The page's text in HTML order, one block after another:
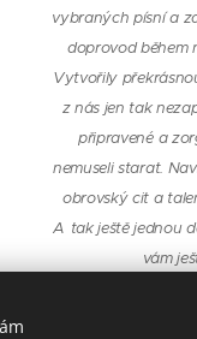
vybraných písní a
doprovod během
Vytvořily
z nás jen tak
připravené a
nemuseli starat.
obrovský cit a
A tak ještě jednou
vám